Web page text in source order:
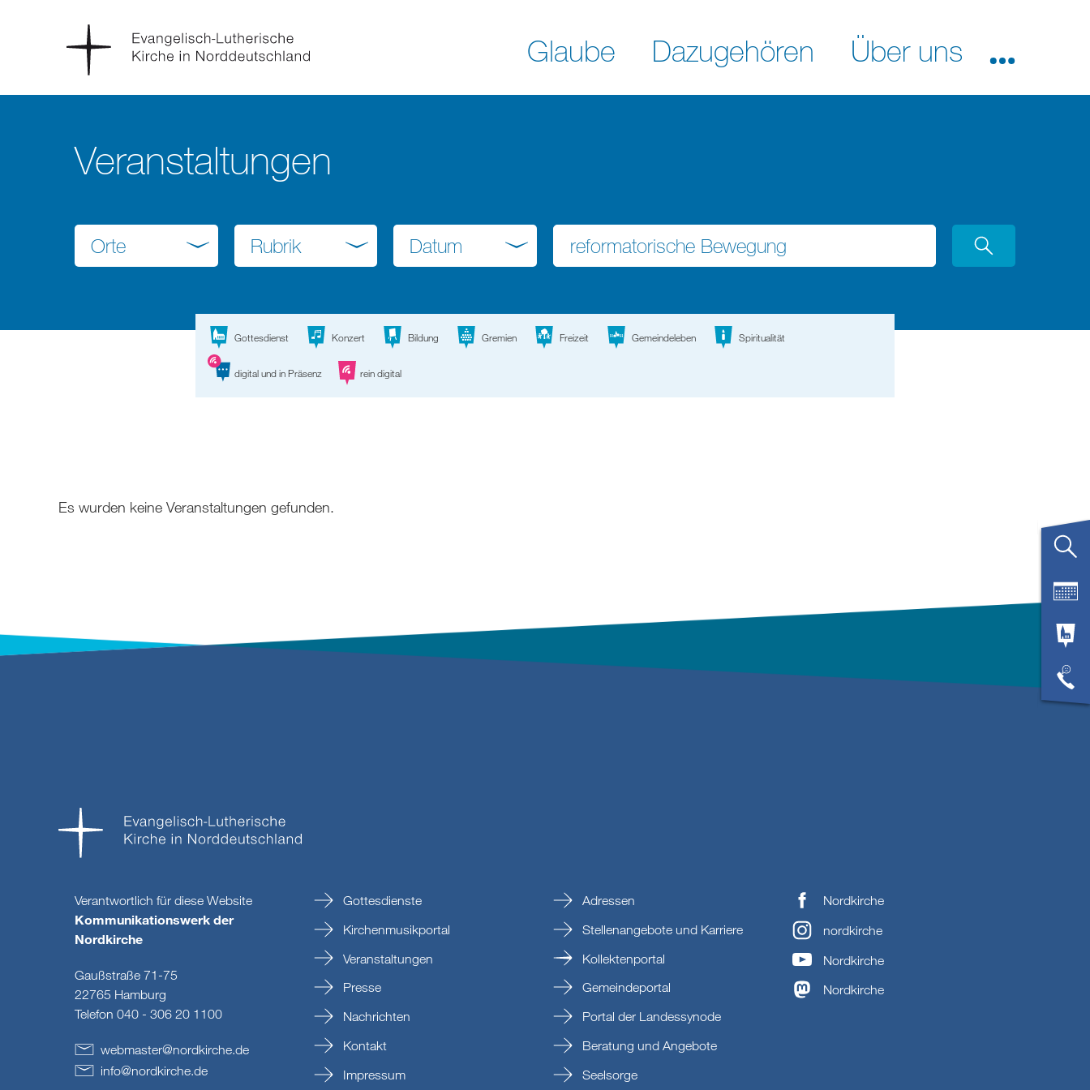
Glaube Dazugehören Über uns
Veranstaltungen
Orte Rubrik Datum
Gottesdienst Konzert Bildung Gremien Freizeit Gemeindeleben Spiritualität
digital und in Präsenz rein digital
Es wurden keine Veranstaltungen gefunden.
Verantwortlich für diese Website
Kommunikationswerk der
Nordkirche
Gaußstraße 71-75
22765 Hamburg
Telefon 040 - 306 20 1100
webmaster@nordkirche.de
info@nordkirche.de
Gottesdienste
Kirchenmusikportal
Veranstaltungen
Presse
Nachrichten
Kontakt
Impressum
Adressen
Stellenangebote und Karriere
Kollektenportal
Gemeindeportal
Portal der Landessynode
Beratung und Angebote
Seelsorge
Nordkirche
nordkirche
Nordkirche
Nordkirche